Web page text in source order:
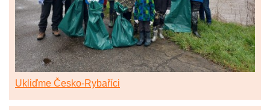
Ukliďme Česko-Rybaříci